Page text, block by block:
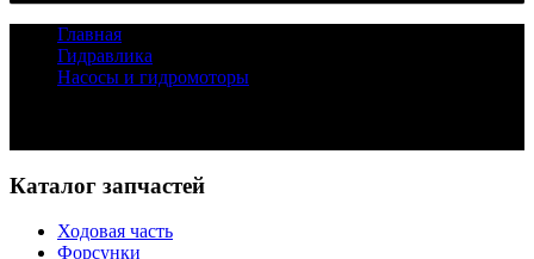
Главная
Гидравлика
Насосы и гидромоторы
Каталог запчастей
Ходовая часть
Форсунки